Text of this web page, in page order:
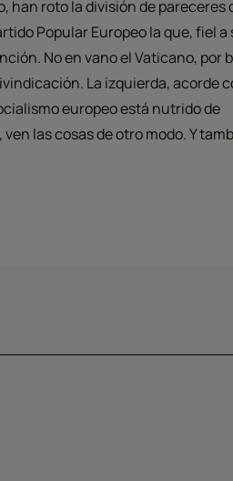
han roto la división de pareceres
Popular Europeo la que, fiel a
No en vano el Vaticano, por
La izquierda, acorde
europeo está nutrido de
las cosas de otro modo. Y